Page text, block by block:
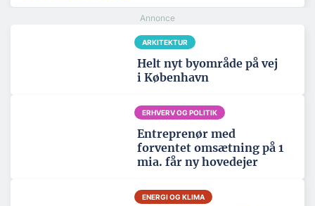
ARKITEKTUR
Helt nyt byområde på vej
i København
ERHVERV OG POLITIK
Entreprenør med
forventet omsætning på 1
mia. får ny hovedejer
ENERGI OG KLIMA